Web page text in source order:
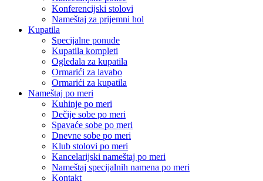
Konferencijski stolovi
Nameštaj za prijemni hol
Kupatila
Specijalne ponude
Kupatila kompleti
Ogledala za kupatila
Ormarići za lavabo
Ormarići za kupatila
Nameštaj po meri
Kuhinje po meri
Dečije sobe po meri
Spavaće sobe po meri
Dnevne sobe po meri
Klub stolovi po meri
Kancelarijski nameštaj po meri
Nameštaj specijalnih namena po meri
Kontakt